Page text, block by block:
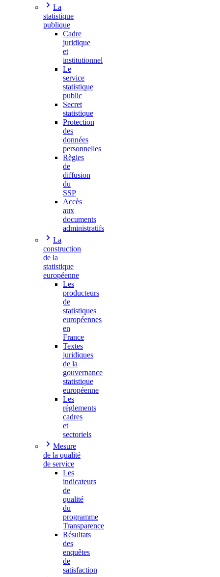
La
statistique
publique
Cadre
juridique
et
institutionnel
Le
service
statistique
public
Secret
statistique
Protection
des
données
personnelles
Règles
de
diffusion
du
SSP
Accès
aux
documents
administratifs
La
construction
de la
statistique
européenne
Les
producteurs
de
statistiques
européennes
en
France
Textes
juridiques
de la
gouvernance
statistique
européenne
Les
règlements
cadres
et
sectoriels
Mesure
de la qualité
de service
Les
indicateurs
de
qualité
du
programme
Transparence
Résultats
des
enquêtes
de
satisfaction